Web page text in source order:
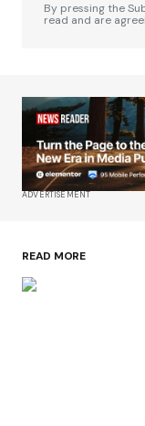
By pressing the
read and are
ADVERTISEMENT
READ MORE